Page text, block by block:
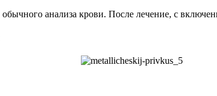
анализа крови. После лечение, с